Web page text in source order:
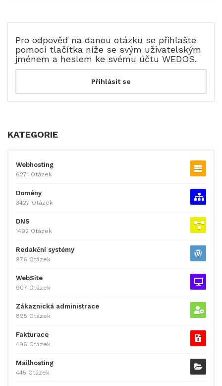
Pro odpověď na danou otázku se přihlašte
pomocí tlačítka níže se svým uživatelským
jménem a heslem ke svému účtu WEDOS.
KATEGORIE
Webhosting
6271 Otázek
Domény
3427 Otázek
DNS
1492 Otázek
Redakční systémy
976 Otázek
WebSite
907 Otázek
Zákaznická administrace
895 Otázek
Fakturace
496 Otázek
Mailhosting
445 Otázek